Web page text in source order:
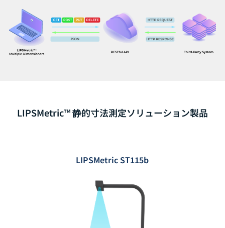
LIPSMetric™ 静的寸法測定ソリューション製品
LIPSMetric ST115b